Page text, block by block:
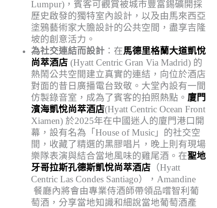
Lumpur)，賓客可觀賞被城市豐富錫礦開採
歷史啟發的獨特室內設計，以及由馬來西亞
塗鴉藝術家大膽設計的公共空間，盡享吉隆
坡的創意活力。
為社交連結而設計：在馬德里格蘭大道凱悅
尚萃酒店 (Hyatt Centric Gran Via Madrid) 的
熱鬧公共空間建立真實的連結，向位於酒店
對面的昔日廣播電台致敬。大堂內設有一間
仿製錄音室，成為了賓客的拍照熱點。 廈門
濱海凱悅尚萃酒店(Hyatt Centric Ocean Front
Xiamen) 於2025年在中國迷人的廈門港口開
幕，設有名為「House of Music」的社交空
間，收藏了精選的黑膠唱片，晚上則有現場
樂隊表演與結合當地風味的雞尾酒。在聖地
牙哥拉斯孔德斯凱悅尚萃酒店（Hyatt
Centric Las Condes Santiago），Amandine
餐廳內將會由專業侍酒師帶領品嚐智利葡
萄酒，分享當地知識和細說當地葡萄酒產